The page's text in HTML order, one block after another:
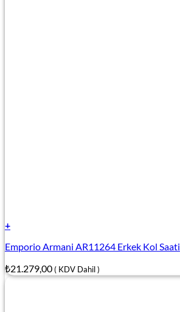
+
Emporio Armani AR11264 Erkek Kol Saati
₺21.279,00( KDV Dahil )